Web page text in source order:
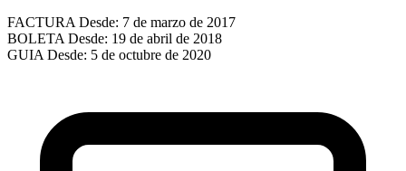
FACTURA Desde: 7 de marzo de 2017
BOLETA Desde: 19 de abril de 2018
GUIA Desde: 5 de octubre de 2020